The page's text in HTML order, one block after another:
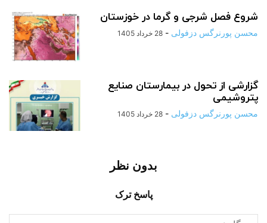
شروع فصل شرجی و گرما در خوزستان
محسن پورنرگس دزفولی - 28 خرداد 1405
گزارشی از تحول در بیمارستان صنایع
پتروشیمی
محسن پورنرگس دزفولی - 28 خرداد 1405
بدون نظر
پاسخ ترک